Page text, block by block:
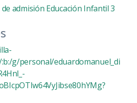
admisión Educación Infantil 3
g/personal/eduardomanuel_di